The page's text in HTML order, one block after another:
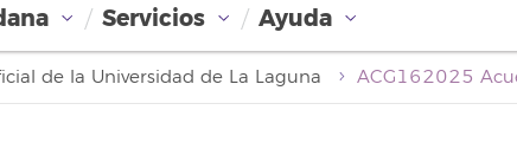
Servicios Ayuda
de la Universidad de La Laguna